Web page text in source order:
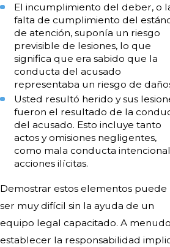
El incumplimiento del deber, o
falta de cumplimiento del
de atención, suponía un riesgo
previsible de lesiones, lo que
significa que era sabido que la
conducta del acusado
representaba un riesgo de
Usted resultó herido y sus
fueron el resultado de la
del acusado. Esto incluye tanto
actos y omisiones negligentes,
como mala conducta
acciones ilícitas.
Demostrar estos elementos puede
ser muy difícil sin la ayuda de un
equipo legal capacitado. A
establecer la responsabilidad